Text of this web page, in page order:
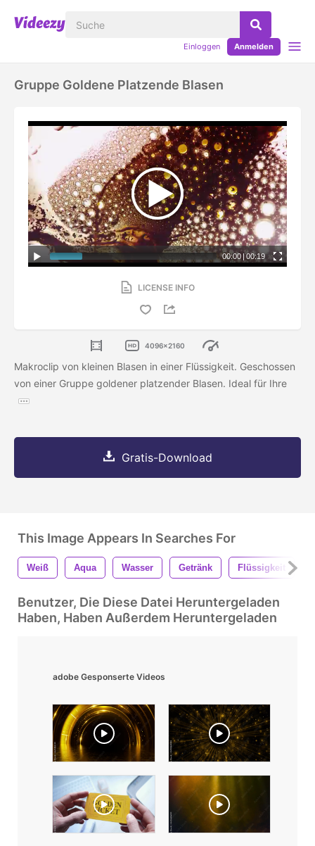
Einloggen Anmelden
Gruppe Goldene Platzende Blasen
00:00 | 00:19
LICENSE INFO
4096x2160
Makroclip von kleinen Blasen in einer Flüssigkeit. Geschossen
von einer Gruppe goldener platzender Blasen. Ideal für Ihre
Gratis-Download
This Image Appears In Searches For
Weiß Aqua Wasser Getränk Flüssigkeit
Benutzer, Die Diese Datei Heruntergeladen
Haben, Haben Außerdem Heruntergeladen
adobe Gesponserte Videos